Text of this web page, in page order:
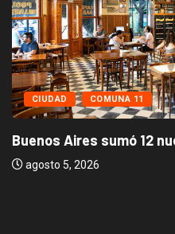
CIUDAD COMUNA 11
Buenos Aires sumó 12
agosto 5, 2026